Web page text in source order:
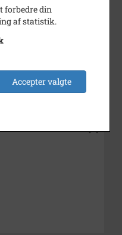
forbedre din
af statistik.
Accepter valgte